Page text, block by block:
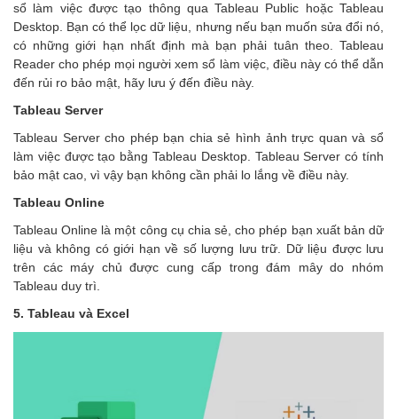
sổ làm việc được tạo thông qua Tableau Public hoặc Tableau
Desktop. Bạn có thể lọc dữ liệu, nhưng nếu bạn muốn sửa đổi nó,
có những giới hạn nhất định mà bạn phải tuân theo. Tableau
Reader cho phép mọi người xem sổ làm việc, điều này có thể dẫn
đến rủi ro bảo mật, hãy lưu ý đến điều này.
Tableau Server
Tableau Server cho phép bạn chia sẻ hình ảnh trực quan và sổ
làm việc được tạo bằng Tableau Desktop. Tableau Server có tính
bảo mật cao, vì vậy bạn không cần phải lo lắng về điều này.
Tableau Online
Tableau Online là một công cụ chia sẻ, cho phép bạn xuất bản dữ
liệu và không có giới hạn về số lượng lưu trữ. Dữ liệu được lưu
trên các máy chủ được cung cấp trong đám mây do nhóm
Tableau duy trì.
5. Tableau và Excel